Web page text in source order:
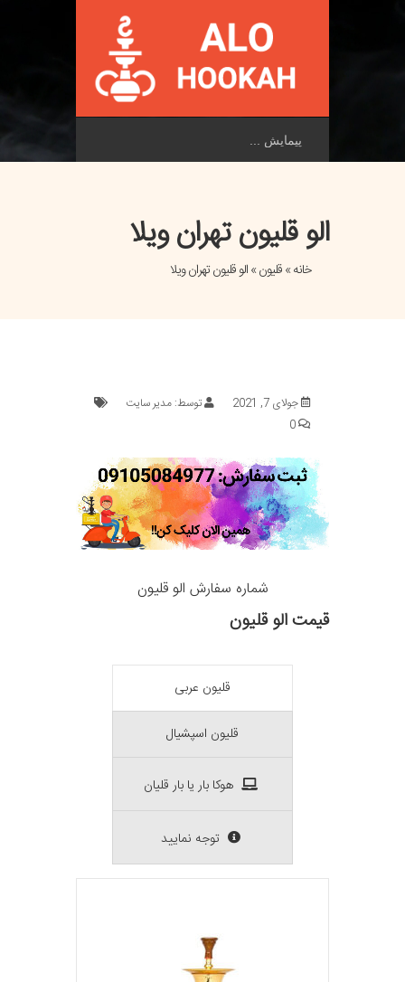
الو قلیون تهران ویلا
خانه»قلیون» الو قلیون تهران ویلا
جولای 7, 2021
توسط: مدیر سایت
شماره سفارش الو قلیون
قیمت الو قلیون
قلیون عربی
قلیون اسپشیال
هوکا بار یا بار قلیان
توجه نمایید